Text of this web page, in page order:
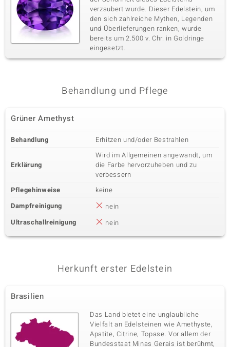
verzaubert wurde. Dieser Edelstein, um
den sich zahlreiche Mythen, Legenden
und Überlieferungen ranken, wurde
bereits um 2.500 v. Chr. in Goldringe
eingesetzt.
Behandlung und Pflege
Grüner Amethyst
Behandlung Erhitzen und/oder Bestrahlen
Erklärung
Wird im Allgemeinen angewandt, um
die Farbe hervorzuheben und zu
verbessern
Pflegehinweise
keine
Dampfreinigung
nein
Ultraschallreinigung
nein
Herkunft erster Edelstein
Brasilien
Das Land bietet eine unglaubliche
Vielfalt an Edelsteinen wie Amethyste,
Apatite, Citrine, Topase. Vor allem der
Bundesstaat Minas Gerais ist berühmt,